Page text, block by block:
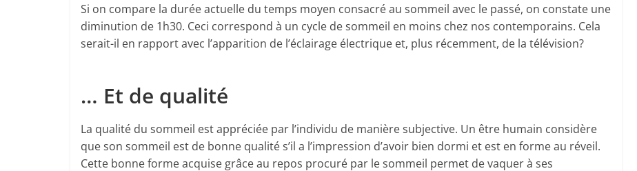
Si on compare la durée actuelle du temps moyen consacré au sommeil avec le passé, on constate une
diminution de 1h30. Ceci correspond à un cycle de sommeil en moins chez nos contemporains. Cela
serait-il en rapport avec l’apparition de l’éclairage électrique et, plus récemment, de la télévision?
… Et de qualité
La qualité du sommeil est appréciée par l’individu de manière subjective. Un être humain considère
que son sommeil est de bonne qualité s’il a l’impression d’avoir bien dormi et est en forme au réveil.
Cette bonne forme acquise grâce au repos procuré par le sommeil permet de vaquer à ses